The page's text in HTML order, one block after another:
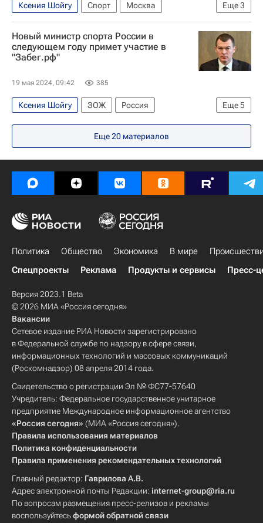
Еще3
Ксения Шойгу Спорт
Москва
Роман Костомаров
Оксана Домнина
Фигурное катание
Новый министр спорта России в
следующем году примет участие в
"Забег.рф"
19 мая 2024, 09:42 385
Еще5
Ксения Шойгу ЗОЖ
Россия
Хабаровский край
Москва
Олег Матыцин
Еще20 материалов
Политика Общество Экономика В мире
Спецпроекты
Реклама Продукты и сервисы Пресс-
Версия 2023.1 Beta
© 2026 МИА «Россия сегодня»
Вакансии
Сетевое издание РИА Новости зарегистрировано
в Федеральной службе по надзору в сфере связи,
информационных технологий и массовых коммуникаций
(Роскомнадзор) 08 апреля 2014 года.
Свидетельство о регистрации Эл № ФС77-57640
Учредитель: Федеральное государственное унитарное
предприятие Международное информационное агентство
«Россия сегодня» (МИА «Россия сегодня»).
Правила использования материалов
Политика конфиденциальности
Правила применения рекомендательных технологий
Главный редактор: Гаврилова А.В.
Адрес электронной почты Редакции: internet-group@ria.ru
По вопросам размещения пресс-релизов и рекламы
воспользуйтесьформой обратной связи